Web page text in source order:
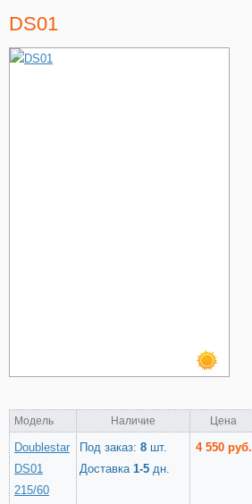
Аксессуары
DS01
Модель Наличие Цена
Doublestar
DS01
215/60
Под заказ: 8 шт.
Доставка 1-5 дн.
4 550 руб.